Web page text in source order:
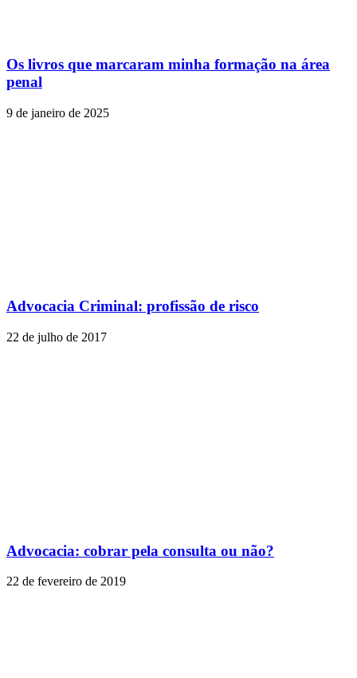
Os livros que marcaram minha formação na área
penal
9 de janeiro de 2025
Advocacia Criminal: profissão de risco
22 de julho de 2017
Advocacia: cobrar pela consulta ou não?
22 de fevereiro de 2019